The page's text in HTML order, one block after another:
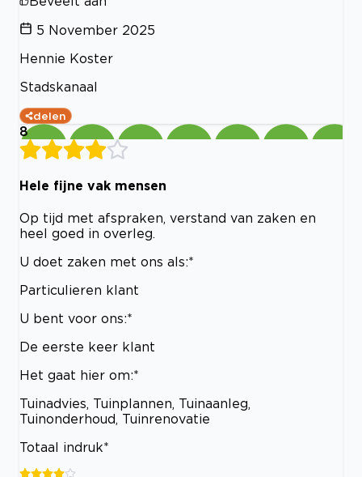
5 November 2025
Hennie Koster
Stadskanaal
delen
8
Hele fijne vak mensen
Op tijd met afspraken, verstand van zaken en
heel goed in overleg.
U doet zaken met ons als:*
Particulieren klant
U bent voor ons:*
De eerste keer klant
Het gaat hier om:*
Tuinadvies, Tuinplannen, Tuinaanleg,
Tuinonderhoud, Tuinrenovatie
Totaal indruk*